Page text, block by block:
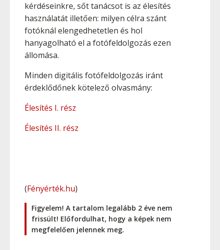
kérdéseinkre, sőt tanácsot is az élesítés
használatát illetően: milyen célra szánt
fotóknál elengedhetetlen és hol
hanyagolható el a fotófeldolgozás ezen
állomása.
Minden digitális fotófeldolgozás iránt
érdeklődőnek kötelező olvasmány:
Élesítés I. rész
Élesítés II. rész
(Fényérték.hu)
Figyelem! A tartalom legalább 2 éve nem
frissült! Előfordulhat, hogy a képek nem
megfelelően jelennek meg.